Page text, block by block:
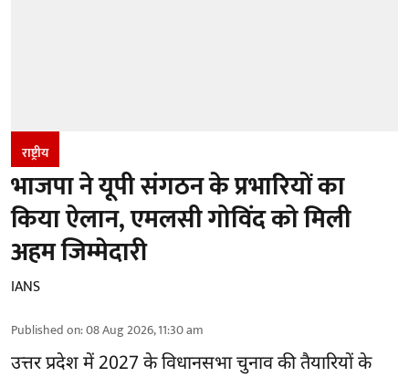
राष्ट्रीय
भाजपा ने यूपी संगठन के प्रभारियों का
किया ऐलान, एमलसी गोविंद को मिली
अहम जिम्मेदारी
IANS
Published on:08 Aug 2026, 11:30 am
उत्तर प्रदेश में 2027 के विधानसभा चुनाव की तैयारियों के